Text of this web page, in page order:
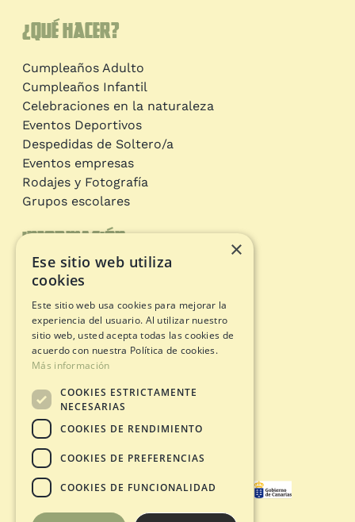
Información
Circuitos de aventura
Estado apertura
Documentos legales
Avíso Legal
Política de Cookies
Condiciones de Compra
¿Qué hacer?
Cumpleaños Adulto
Cumpleaños Infantil
Celebraciones en la naturaleza
Eventos Deportivos
Despedidas de Soltero/a
Eventos empresas
Rodajes y Fotografía
Grupos escolares
×
Ese sitio web utiliza
cookies
Este sitio web usa cookies para mejorar la
experiencia del usuario. Al utilizar nuestro
sitio web, usted acepta todas las cookies de
acuerdo con nuestra Política de cookies.
Más información
COOKIES ESTRICTAMENTE
NECESARIAS
COOKIES DE RENDIMIENTO
COOKIES DE PREFERENCIAS
COOKIES DE FUNCIONALIDAD